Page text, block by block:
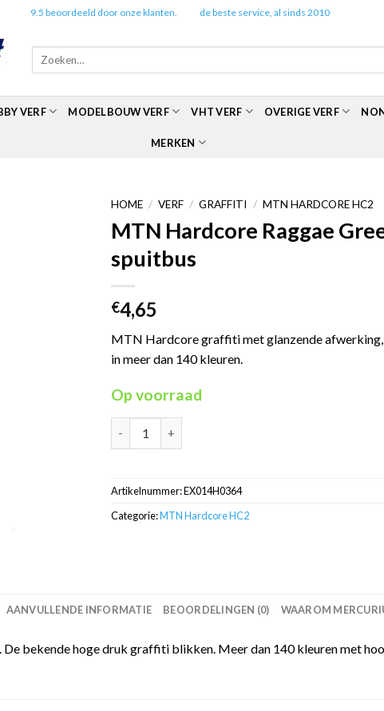
9.5 beoordeeld door onze klanten. de beste service, al sinds 2010
Zoeken
VERF MODELBOUW VERF VHT VERF OVERIGE VERF
MERKEN
HOME / VERF / GRAFFITI / MTN HARDCORE HC2
MTN Hardcore Raggae
spuitbus
€4,65
MTN Hardcore graffiti met glanzende
in meer dan 140 kleuren.
Op voorraad
Artikelnummer:EX014H0364
Categorie:MTN Hardcore HC2
AANVULLENDE INFORMATIE BEOORDELINGEN (0) WAAROM
bekende hoge druk graffiti blikken. Meer dan 140 kleuren met